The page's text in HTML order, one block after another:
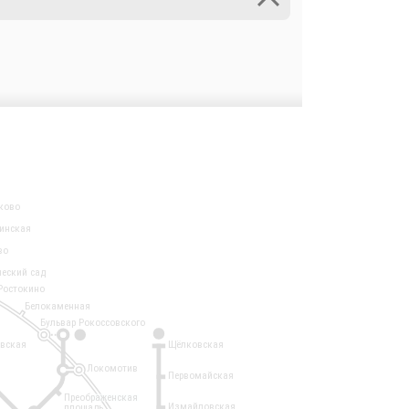
1
Локомотив
сад
Белокаменная
Щёлковская
Первомайская
Измайловская
Бульвар Рокоссовского
Преображенская